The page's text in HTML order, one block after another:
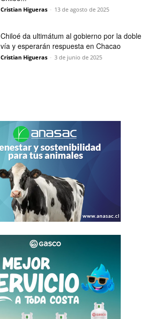
Cristian Higueras - 13 de agosto de 2025
Chiloé da ultimátum al gobierno por la doble
vía y esperarán respuesta en Chacao
Cristian Higueras - 3 de junio de 2025